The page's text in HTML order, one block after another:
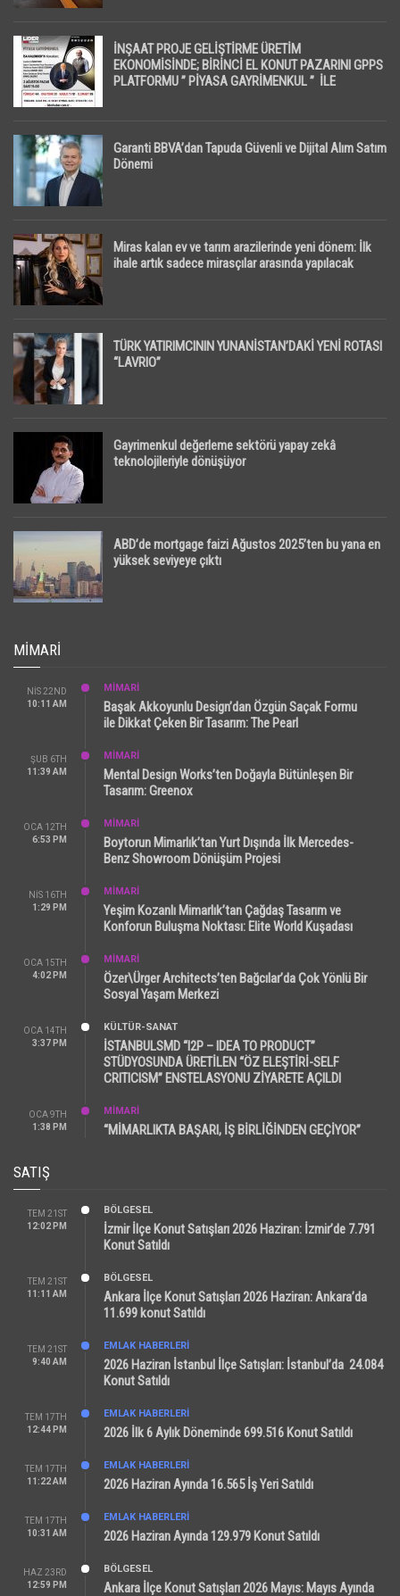
İNŞAAT PROJE GELİŞTİRME ÜRETİM
EKONOMİSİNDE; BİRİNCİ EL KONUT PAZARINI GPPS
PLATFORMU ” PİYASA GAYRİMENKUL ” İLE
Garanti BBVA’dan Tapuda Güvenli ve Dijital Alım Satım
Dönemi
Miras kalan ev ve tarım arazilerinde yeni dönem: İlk
ihale artık sadece mirasçılar arasında yapılacak
TÜRK YATIRIMCININ YUNANİSTAN’DAKİ YENİ ROTASI
“LAVRIO”
Gayrimenkul değerleme sektörü yapay zekâ
teknolojileriyle dönüşüyor
ABD’de mortgage faizi Ağustos 2025’ten bu yana en
yüksek seviyeye çıktı
MIMARI
NIS 22ND
10:11 AM
MİMARİ
Başak Akkoyunlu Design’dan Özgün Saçak Formu
ile Dikkat Çeken Bir Tasarım: The Pearl
ŞUB 6TH
11:39 AM
MİMARİ
Mental Design Works’ten Doğayla Bütünleşen Bir
Tasarım: Greenox
OCA 12TH
6:53 PM
MİMARİ
Boytorun Mimarlık’tan Yurt Dışında İlk Mercedes-
Benz Showroom Dönüşüm Projesi
NIS 16TH
1:29 PM
MİMARİ
Yeşim Kozanlı Mimarlık’tan Çağdaş Tasarım ve
Konforun Buluşma Noktası: Elite World Kuşadası
OCA 15TH
4:02 PM
MİMARİ
Özer\Ürger Architects’ten Bağcılar’da Çok Yönlü Bir
Sosyal Yaşam Merkezi
OCA 14TH
3:37 PM
KÜLTÜR-SANAT
İSTANBULSMD “I2P – IDEA TO PRODUCT”
STÜDYOSUNDA ÜRETİLEN “ÖZ ELEŞTİRİ-SELF
CRITICISM” ENSTELASYONU ZİYARETE AÇILDI
OCA 9TH
1:38 PM
MİMARİ
“MİMARLIKTA BAŞARI, İŞ BİRLİĞİNDEN GEÇİYOR”
SATIŞ
TEM 21ST
12:02 PM
BÖLGESEL
İzmir İlçe Konut Satışları 2026 Haziran: İzmir’de 7.791
Konut Satıldı
TEM 21ST
11:11 AM
BÖLGESEL
Ankara İlçe Konut Satışları 2026 Haziran: Ankara’da
11.699 konut Satıldı
TEM 21ST
9:40 AM
EMLAK HABERLERI
2026 Haziran İstanbul İlçe Satışları: İstanbul’da 24.084
Konut Satıldı
TEM 17TH
12:44 PM
EMLAK HABERLERI
2026 İlk 6 Aylık Döneminde 699.516 Konut Satıldı
TEM 17TH
11:22 AM
EMLAK HABERLERI
2026 Haziran Ayında 16.565 İş Yeri Satıldı
TEM 17TH
10:31 AM
EMLAK HABERLERI
2026 Haziran Ayında 129.979 Konut Satıldı
HAZ 23RD
12:59 PM
BÖLGESEL
Ankara İlçe Konut Satışları 2026 Mayıs: Mayıs Ayında